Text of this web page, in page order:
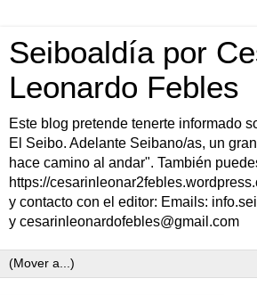
Seiboaldía por
Leonardo Febles
Este blog pretende tenerte informado
El Seibo. Adelante Seibano/as, un
hace camino al andar". También
https://
y contacto con el editor: Emails:
y cesarinleonardofebles@gmail.com